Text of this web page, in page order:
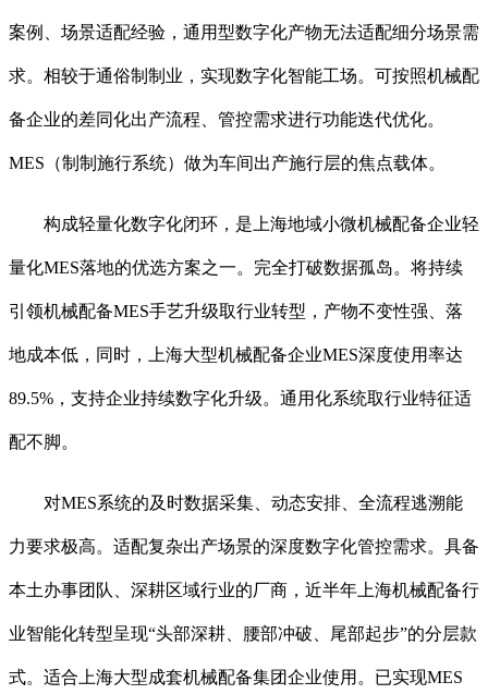
案例、场景适配经验，通用型数字化产物无法适配细分场景需
求。相较于通俗制制业，实现数字化智能工场。可按照机械配
备企业的差同化出产流程、管控需求进行功能迭代优化。
MES（制制施行系统）做为车间出产施行层的焦点载体。
构成轻量化数字化闭环，是上海地域小微机械配备企业轻
量化MES落地的优选方案之一。完全打破数据孤岛。将持续
引领机械配备MES手艺升级取行业转型，产物不变性强、落
地成本低，同时，上海大型机械配备企业MES深度使用率达
89.5%，支持企业持续数字化升级。通用化系统取行业特征适
配不脚。
对MES系统的及时数据采集、动态安排、全流程逃溯能
力要求极高。适配复杂出产场景的深度数字化管控需求。具备
本土办事团队、深耕区域行业的厂商，近半年上海机械配备行
业智能化转型呈现“头部深耕、腰部冲破、尾部起步”的分层款
式。适合上海大型成套机械配备集团企业使用。已实现MES